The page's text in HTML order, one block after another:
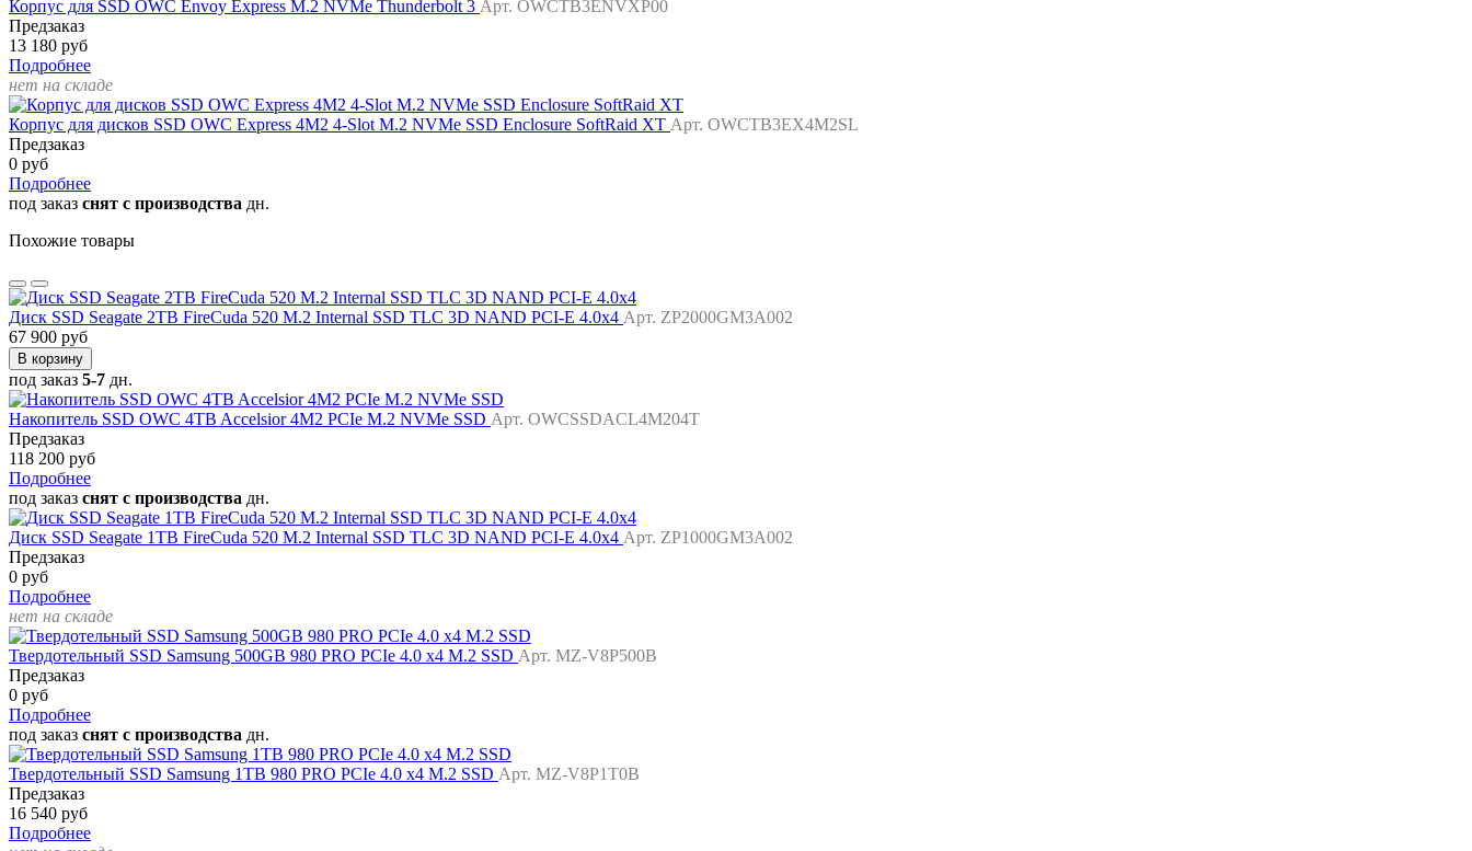
Корпус для SSD OWC Envoy Express M.2 NVMe Thunderbolt 3 Арт. OWCTB3ENVXP00
Предзаказ
13 180 руб
Подробнее
нет на складе
Корпус для дисков SSD OWC Express 4M2 4-Slot M.2 NVMe SSD Enclosure SoftRaid XT Арт. OWCTB3EX4M2SL
Предзаказ
0 руб
Подробнее
под заказ снят с производства дн.
Похожие товары
Диск SSD Seagate 2TB FireCuda 520 M.2 Internal SSD TLC 3D NAND PCI-E 4.0x4 Арт. ZP2000GM3A002
67 900 руб
В корзину
под заказ 5-7 дн.
Накопитель SSD OWC 4TB Accelsior 4M2 PCIe M.2 NVMe SSD Арт. OWCSSDACL4M204T
Предзаказ
118 200 руб
Подробнее
под заказ снят с производства дн.
Диск SSD Seagate 1TB FireCuda 520 M.2 Internal SSD TLC 3D NAND PCI-E 4.0x4 Арт. ZP1000GM3A002
Предзаказ
0 руб
Подробнее
нет на складе
Твердотельный SSD Samsung 500GB 980 PRO PCIe 4.0 x4 M.2 SSD Арт. MZ-V8P500B
Предзаказ
0 руб
Подробнее
под заказ снят с производства дн.
Твердотельный SSD Samsung 1TB 980 PRO PCIe 4.0 x4 M.2 SSD Арт. MZ-V8P1T0B
Предзаказ
16 540 руб
Подробнее